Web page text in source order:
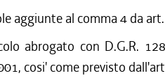
aggiunte al comma 4 da
abrogato con D.G.R.
cosi' come previsto